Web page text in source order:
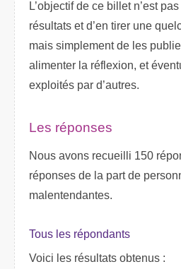
L’objectif de ce billet n’est
résultats et d’en tirer une
mais simplement de les
alimenter la réflexion, et
exploités par d’autres.
Les réponses
Nous avons recueilli 150
réponses de la part de
malentendantes.
Tous les répondants
Voici les résultats obtenus :